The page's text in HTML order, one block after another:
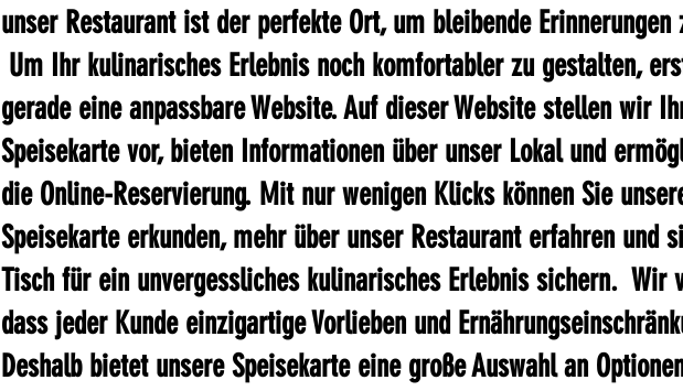
unser Restaurant ist der perfekte Ort, um bleibende Erinnerungen
Um Ihr kulinarisches Erlebnis noch komfortabler zu gestalten,
gerade eine anpassbare Website. Auf dieser Website stellen wir
Speisekarte vor, bieten Informationen über unser Lokal und
die Online-Reservierung. Mit nur wenigen Klicks können Sie
Speisekarte erkunden, mehr über unser Restaurant erfahren und
Tisch für ein unvergessliches kulinarisches Erlebnis sichern.  Wir
dass jeder Kunde einzigartige Vorlieben und
Deshalb bietet unsere Speisekarte eine große Auswahl an